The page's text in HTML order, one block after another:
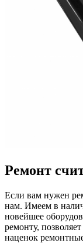
блоков
блоков
Ремонт
Если вам нужен
нам. Имеем в
новейшее
ремонту,
наценок